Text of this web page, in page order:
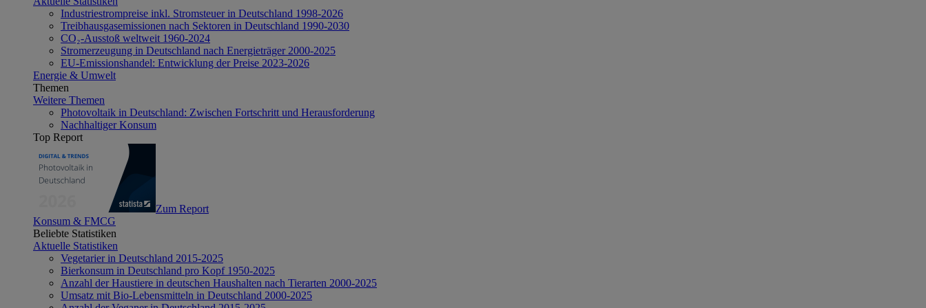
Industriestrompreise inkl. Stromsteuer in Deutschland 1998-2026
Treibhausgasemissionen nach Sektoren in Deutschland 1990-2030
CO₂-Ausstoß weltweit 1960-2024
Stromerzeugung in Deutschland nach Energieträger 2000-2025
EU-Emissionshandel: Entwicklung der Preise 2023-2026
Energie & Umwelt
Themen
Weitere Themen
Photovoltaik in Deutschland: Zwischen Fortschritt und Herausforderung
Nachhaltiger Konsum
Top Report
Zum Report
Konsum & FMCG
Beliebte Statistiken
Aktuelle Statistiken
Vegetarier in Deutschland 2015-2025
Bierkonsum in Deutschland pro Kopf 1950-2025
Anzahl der Haustiere in deutschen Haushalten nach Tierarten 2000-2025
Umsatz mit Bio-Lebensmitteln in Deutschland 2000-2025